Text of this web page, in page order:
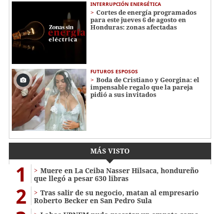
INTERRUPCIÓN ENERGÉTICA
Cortes de energía programados
para este jueves 6 de agosto en
Honduras: zonas afectadas
FUTUROS ESPOSOS
Boda de Cristiano y Georgina: el
impensable regalo que la pareja
pidió a sus invitados
MÁS VISTO
1
Muere en La Ceiba Nasser Hilsaca, hondureño
que llegó a pesar 630 libras
2
Tras salir de su negocio, matan al empresario
Roberto Becker en San Pedro Sula